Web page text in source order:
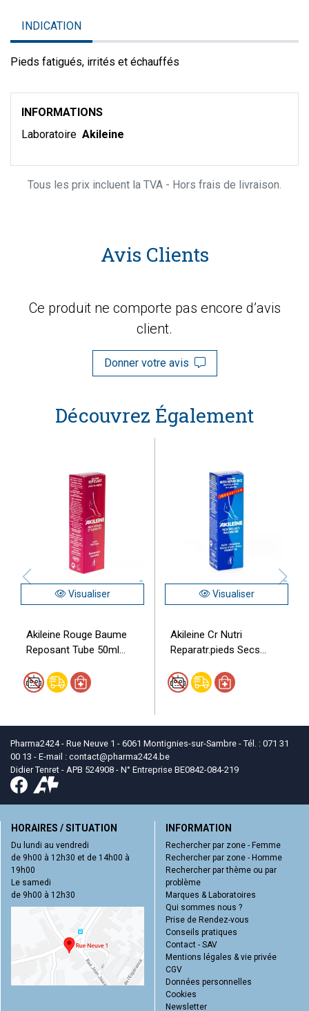
INDICATION
Pieds fatigués, irrités et échauffés
INFORMATIONS
Laboratoire Akileine
Tous les prix incluent la TVA - Hors frais de livraison.
Avis Clients
Ce produit ne comporte pas encore d’avis
client.
Donner votre avis
Découvrez Également
Visualiser
Akileine Rouge Baume
Reposant Tube 50ml...
Visualiser
Akileine Cr Nutri
Reparatr.pieds Secs...
Pharma2424 - Rue Neuve 1 - 6061 Montignies-sur-Sambre - Tél. : 071 31
00 13 - E-mail : contact@pharma2424.be
Didier Tenret - APB 524908 - N° Entreprise BE0842-084-219
HORAIRES / SITUATION
Du lundi au vendredi
de 9h00 à 12h30 et de 14h00 à
19h00
Le samedi
de 9h00 à 12h30
INFORMATION
Rechercher par zone - Femme
Rechercher par zone - Homme
Rechercher par thème ou par
problème
Marques & Laboratoires
Qui sommes nous ?
Prise de Rendez-vous
Conseils pratiques
Contact - SAV
Mentions légales & vie privée
CGV
Données personnelles
Cookies
Newsletter